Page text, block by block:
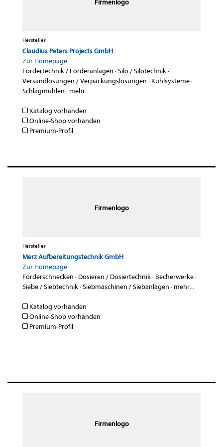
Firmenlogo
Hersteller
Claudius Peters Projects GmbH
Zur Homepage
Fördertechnik / Förderanlagen ·Silo / Silotechnik·
Versandlösungen / Verpackungslösungen · Kühlsysteme·
Schlagmühlen · mehr...
Katalog vorhanden
Online-Shop vorhanden
Premium-Profil
Firmenlogo
Hersteller
Merz Aufbereitungstechnik GmbH
Zur Homepage
Förderschnecken · Dosieren / Dosiertechnik· Becherwerke·
Siebe / Siebtechnik·Siebmaschinen / Siebanlagen · mehr...
Katalog vorhanden
Online-Shop vorhanden
Premium-Profil
Firmenlogo